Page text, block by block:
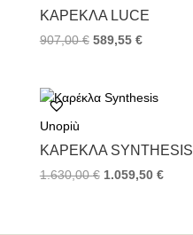
ΚΑΡΈΚΛΑ LUCE
907,00€ 589,55 €
Unopiù
ΚΑΡΈΚΛΑ SYNTHESIS
1.630,00€ 1.059,50 €